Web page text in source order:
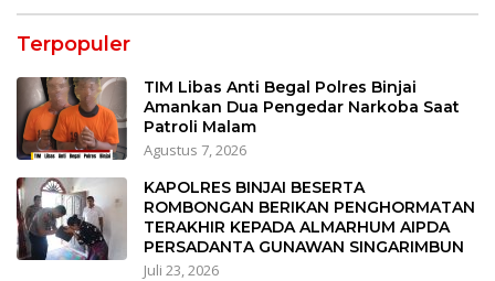
Terpopuler
TIM Libas Anti Begal Polres Binjai
Amankan Dua Pengedar Narkoba Saat
Patroli Malam
Agustus 7, 2026
KAPOLRES BINJAI BESERTA
ROMBONGAN BERIKAN PENGHORMATAN
TERAKHIR KEPADA ALMARHUM AIPDA
PERSADANTA GUNAWAN SINGARIMBUN
Juli 23, 2026